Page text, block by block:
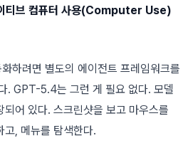
티브 컴퓨터 사용(Computer Use)
하려면 별도의 에이전트 프레임워크를
. GPT-5.4는 그런 게 필요 없다. 모델
어 있다. 스크린샷을 보고 마우스를
고, 메뉴를 탐색한다.